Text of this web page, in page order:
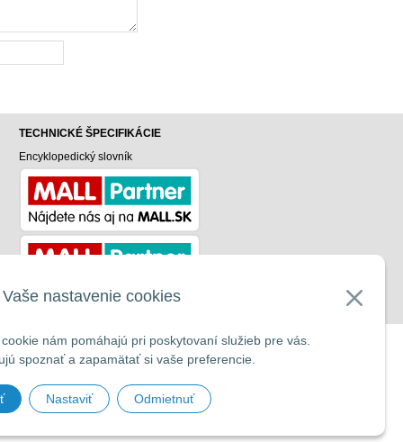
Vaše nastavenie cookies
nám pomáhajú pri poskytovaní služieb pre vás.
spoznať a zapamätať si vaše preferencie.
Nastaviť Odmietnuť
TECHNICKÉ ŠPECIFIKÁCIE
Encyklopedický slovník